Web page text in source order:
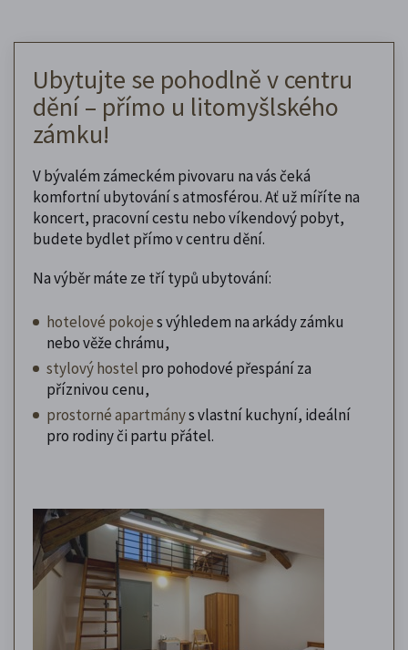
Ubytujte se pohodlně v centru
dění – přímo u litomyšlského
zámku!
V bývalém zámeckém pivovaru na vás čeká
komfortní ubytování s atmosférou. Ať už míříte na
koncert, pracovní cestu nebo víkendový pobyt,
budete bydlet přímo v centru dění.
Na výběr máte ze tří typů ubytování:
hotelové pokojes výhledem na arkády zámku
nebo věže chrámu,
stylový hostel pro pohodové přespání za
příznivou cenu,
prostorné apartmánys vlastní kuchyní, ideální
pro rodiny či partu přátel.